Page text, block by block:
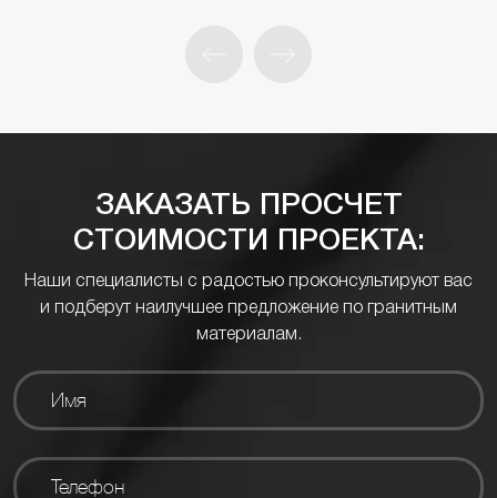
ЗАКАЗАТЬ ПРОСЧЕТ
СТОИМОСТИ ПРОЕКТА:
Наши специалисты с радостью проконсультируют вас
и подберут наилучшее предложение по гранитным
материалам.